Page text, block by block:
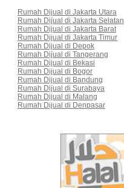
Rumah Dijual di Jakarta Utara
Rumah Dijual di Jakarta Selatan
Rumah Dijual di Jakarta Barat
Rumah Dijual di Jakarta Timur
Rumah Dijual di Depok
Rumah Dijual di Tangerang
Rumah Dijual di Bekasi
Rumah Dijual di Bogor
Rumah Dijual di Bandung
Rumah Dijual di Surabaya
Rumah Dijual di Malang
Rumah Dijual di Denpasar